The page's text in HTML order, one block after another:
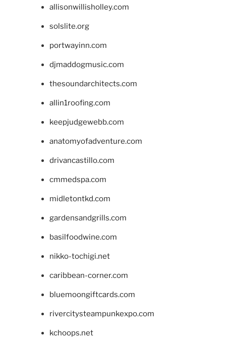
allisonwillisholley.com
solslite.org
portwayinn.com
djmaddogmusic.com
thesoundarchitects.com
allin1roofing.com
keepjudgewebb.com
anatomyofadventure.com
drivancastillo.com
cmmedspa.com
midletontkd.com
gardensandgrills.com
basilfoodwine.com
nikko-tochigi.net
caribbean-corner.com
bluemoongiftcards.com
rivercitysteampunkexpo.com
kchoops.net